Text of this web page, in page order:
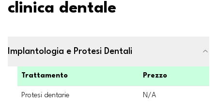
clinica dentale
Implantologia e Protesi Dentali
Trattamento Prezzo
Protesi dentarie N/A